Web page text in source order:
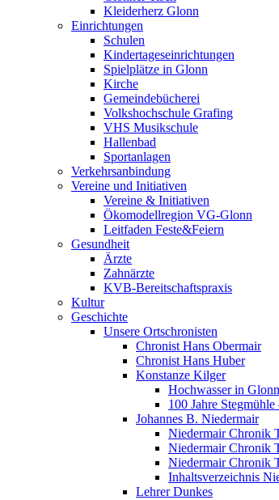
Kleiderherz Glonn
Einrichtungen
Schulen
Kindertageseinrichtungen
Spielplätze in Glonn
Kirche
Gemeindebücherei
Volkshochschule Grafing
VHS Musikschule
Hallenbad
Sportanlagen
Verkehrsanbindung
Vereine und Initiativen
Vereine & Initiativen
Ökomodellregion VG-Glonn
Leitfaden Feste&Feiern
Gesundheit
Ärzte
Zahnärzte
KVB-Bereitschaftspraxis
Kultur
Geschichte
Unsere Ortschronisten
Chronist Hans Obermair
Chronist Hans Huber
Konstanze Kilger
Hochwasser in Glonn
100 Jahre
Johannes B. Niedermair
Niedermair Chronik
Niedermair Chronik
Niedermair Chronik
Inhaltsverzeichnis
Lehrer Dunkes